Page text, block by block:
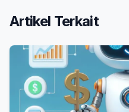
Artikel Terkait